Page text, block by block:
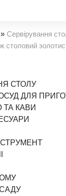
» Сервірування
столовий
СТОЛУ
ДЛЯ
КАВИ